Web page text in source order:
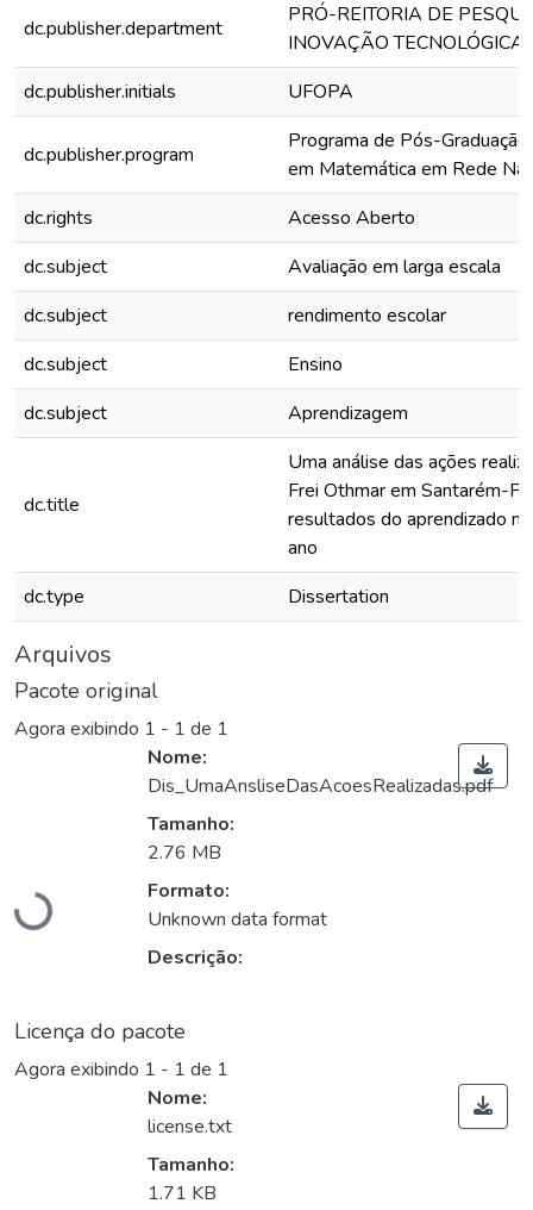
dc.publisher.department
PRÓ-REITORIA DE
INOVAÇÃO TECNOLÓGICA
dc.publisher.initials
UFOPA
dc.publisher.program
Programa de Pós-
em Matemática em Rede
dc.rights
Acesso Aberto
dc.subject
Avaliação em larga escala
dc.subject
rendimento escolar
dc.subject
Ensino
dc.subject
Aprendizagem
dc.title
Uma análise das ações
Frei Othmar em Santarém-
resultados do aprendizado
ano
dc.type
Dissertation
Arquivos
Pacote original
Agora exibindo 1 - 1 de 1
Carregando...
Nome:
Dis_UmaAnsliseDasAcoesRealizadas.pdf
Tamanho:
2.76 MB
Formato:
Unknown data format
Descrição:
Licença do pacote
Agora exibindo 1 - 1 de 1
Nome:
license.txt
Tamanho:
1.71 KB